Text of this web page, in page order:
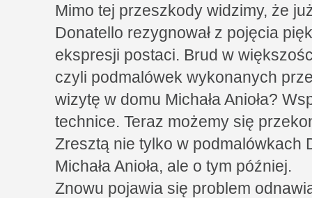
Mimo tej przeszkody widzimy, że
Donatello rezygnował z pojęcia
ekspresji postaci. Brud w
czyli podmalówek wykonanych
wizytę w domu Michała Anioła?
technice. Teraz możemy się
Zresztą nie tylko w podmalówkach
Michała Anioła, ale o tym później.
Znowu pojawia się problem